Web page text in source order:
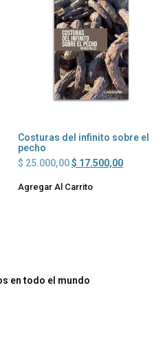
Costuras del infinito sobre el
pecho
$ 25.000,00$ 17.500,00
Agregar Al Carrito
en todo el mundo